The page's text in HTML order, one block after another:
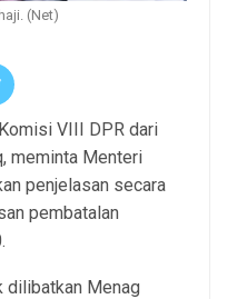
(Net)
VIII DPR dari
meminta Menteri
penjelasan secara
pembatalan
dilibatkan Menag